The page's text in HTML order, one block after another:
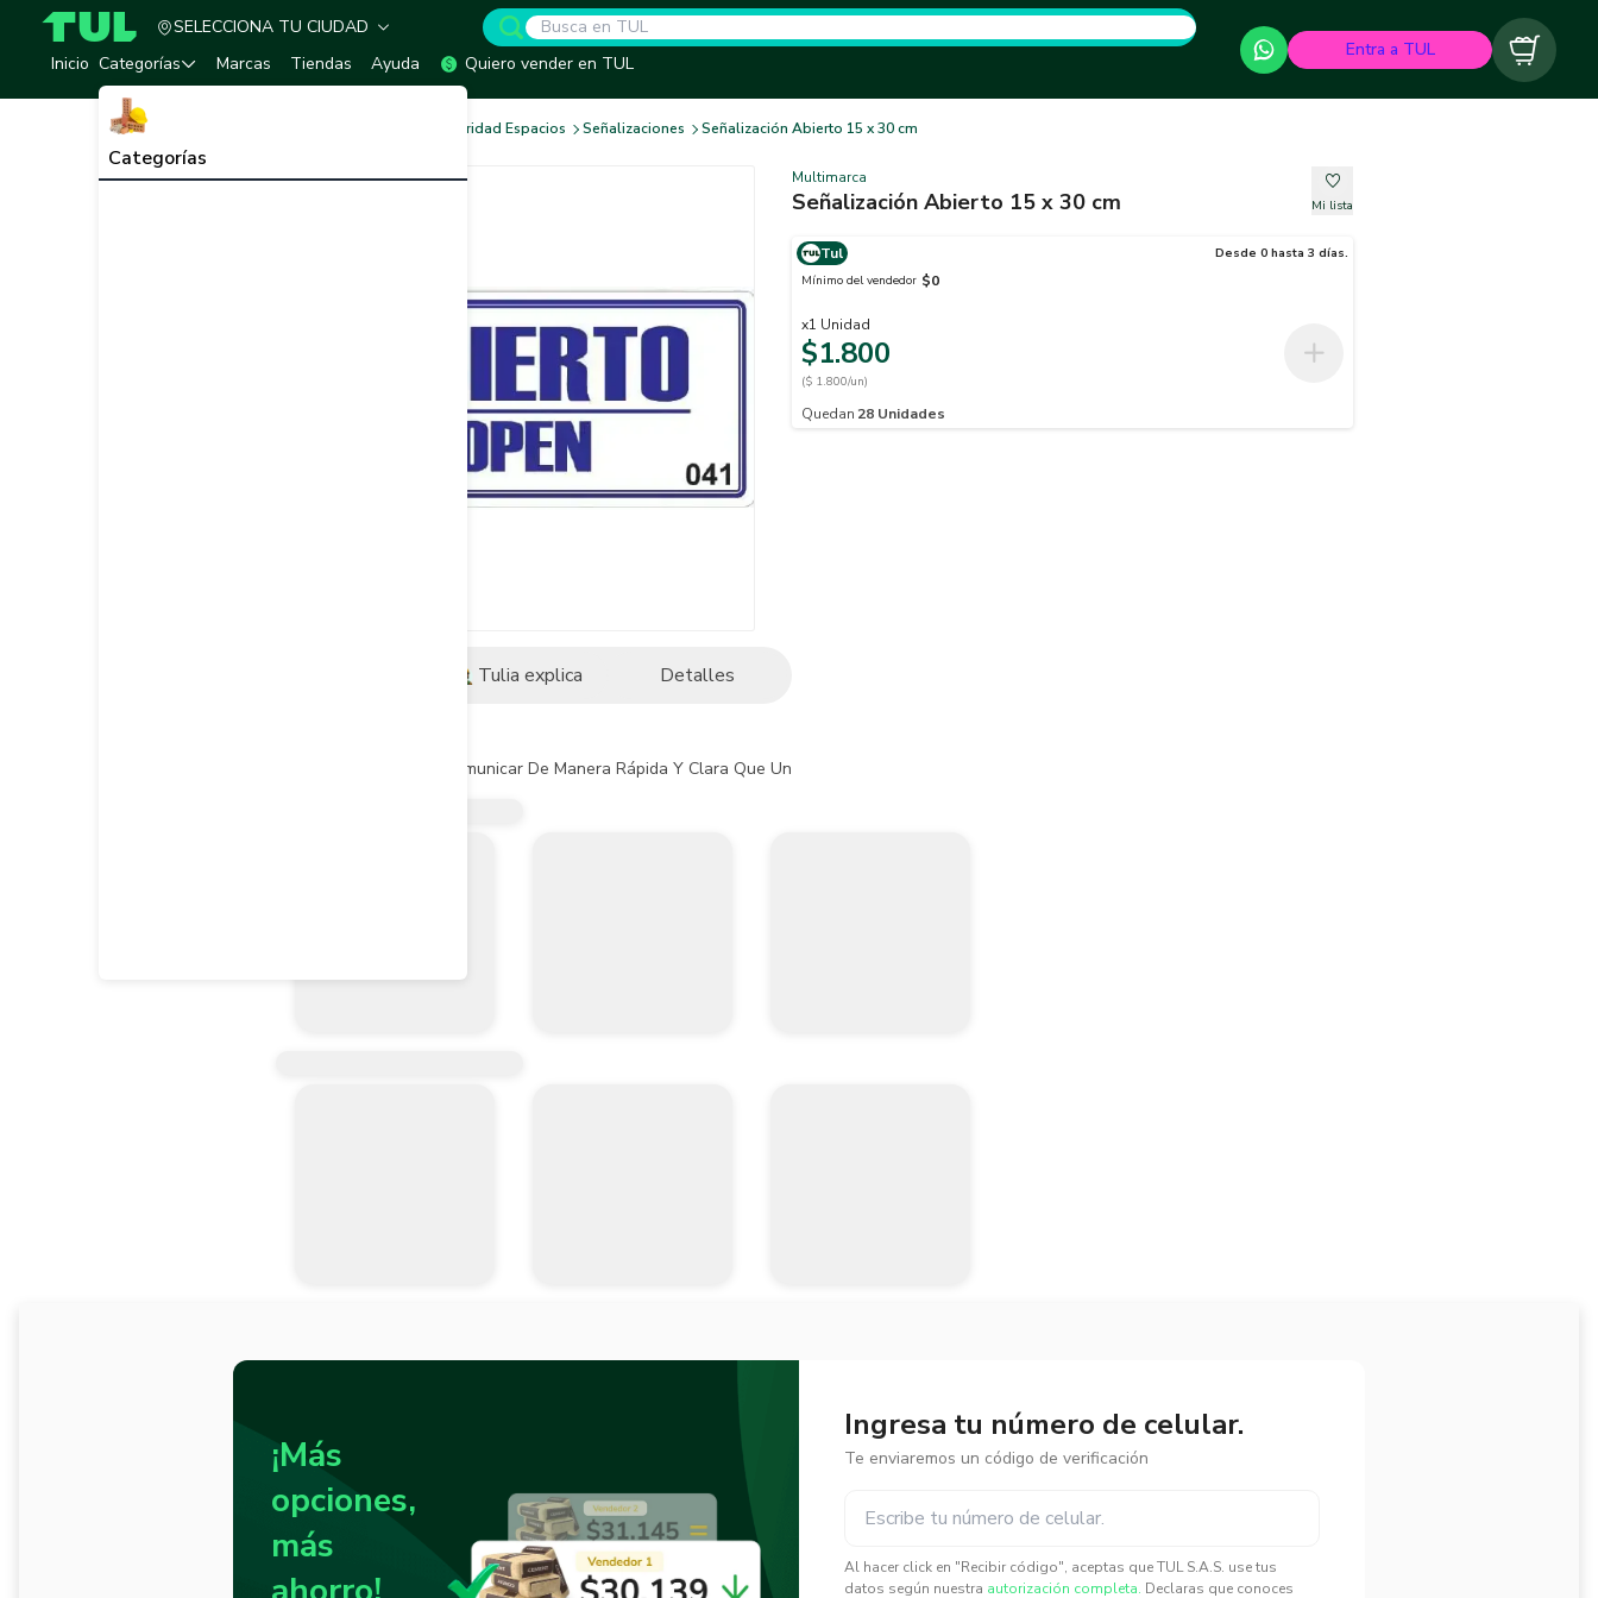
TUL - Tu Marketplace de Construcción
SELECCIONA TU CIUDAD
Inicio Categorías
Categorías
Marcas Tiendas Ayuda Quiero vender en TUL
Entra a TUL Carrito
Seguridad Espacios Señalizaciones Señalización Abierto 15 x 30 cm
Tulia explica Detalles
Sirve Principalmente Para Comunicar De Manera Rápida Y Clara Que Un Establecimiento, Oficina O Área Comercial Está Operativa Y Lista Para Recibir Clientes. Actúa Como
Multimarca
Señalización Abierto 15 x 30 cm Mi lista
Tul
Desde 0 hasta 3 días.
Mínimo del vendedor $0
x1 Unidad
$1.800
($ 1.800/un)
Quedan 28 Unidades
¡Más
opciones,
más
Ingresa tu número de celular.
Te enviaremos un código de verificación
Al hacer click en "Recibir código", aceptas que TUL S.A.S. use tus
datos según nuestra autorización completa. Declaras que conoces